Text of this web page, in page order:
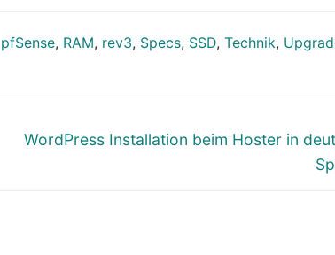
pfSense, RAM, rev3, Specs, SSD, Technik,
Nächster
WordPress Installation beim Hoster in